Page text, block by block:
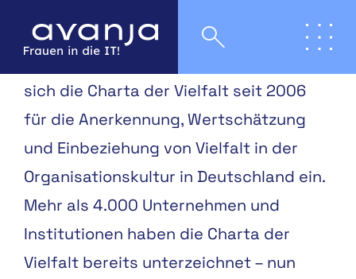
Als Arbeitgeber:innen-Initiative setzt
sich die Charta der Vielfalt seit 2006
für die Anerkennung, Wertschätzung
und Einbeziehung von Vielfalt in der
Organisationskultur in Deutschland ein.
Mehr als 4.000 Unternehmen und
Institutionen haben die Charta der
Vielfalt bereits unterzeichnet – nun